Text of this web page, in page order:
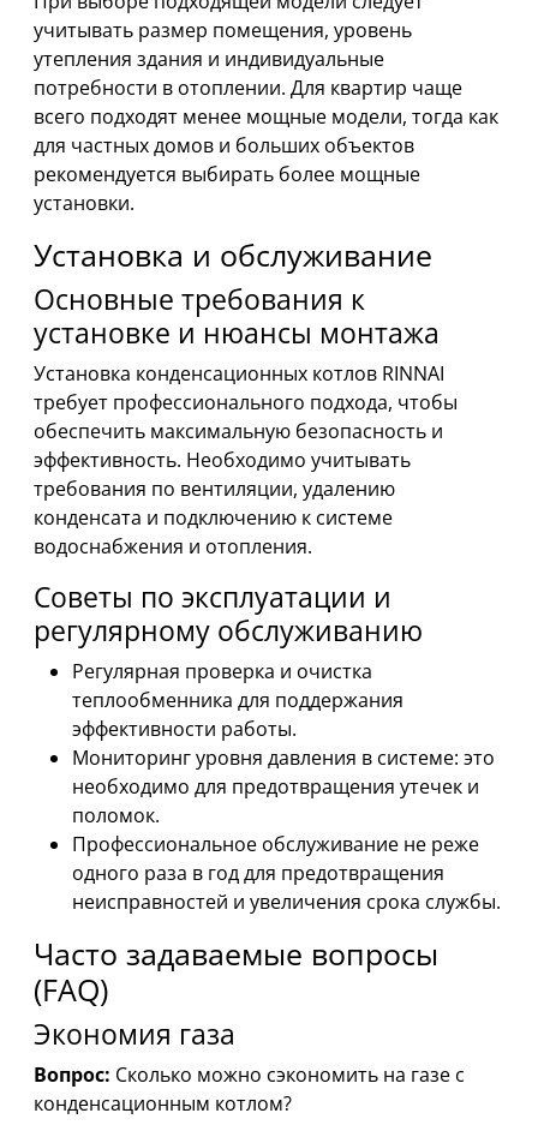
учитывать размер помещения, уровень
утепления здания и индивидуальные
потребности в отоплении. Для квартир чаще
всего подходят менее мощные модели, тогда как
для частных домов и больших объектов
рекомендуется выбирать более мощные
установки.
Установка и обслуживание
Основные требования к
установке и нюансы монтажа
Установка конденсационных котлов RINNAI
требует профессионального подхода, чтобы
обеспечить максимальную безопасность и
эффективность. Необходимо учитывать
требования по вентиляции, удалению
конденсата и подключению к системе
водоснабжения и отопления.
Советы по эксплуатации и
регулярному обслуживанию
Регулярная проверка и очистка
теплообменника для поддержания
эффективности работы.
Мониторинг уровня давления в системе: это
необходимо для предотвращения утечек и
поломок.
Профессиональное обслуживание не реже
одного раза в год для предотвращения
неисправностей и увеличения срока службы.
Часто задаваемые вопросы
(FAQ)
Экономия газа
Вопрос: Сколько можно сэкономить на газе с
конденсационным котлом?